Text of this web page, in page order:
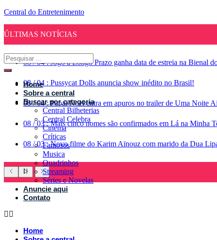
Central do Entretenimento
ÚLTIMAS NOTÍCIAS
08 / 04 : Jogo a Longo Prazo ganha data de estreia na Bienal
08 / 04 : Pussycat Dolls anuncia show inédito no Brasil!
08 / 04 : Papai Noel entra em apuros no trailer de Uma Noite
08 / 03 : Mais cinco nomes são confirmados em Lá na Minha
08 / 03 : Novo filme do Karim Aïnouz com marido da Dua
Home
Sobre a central
Buscar por categoria
Central Bilheterias
Central Celebra
Cinema
Críticas
Famosos
Musica
Quadrinhos
Streaming
Séries e Novelas
Anuncie aqui
Contato
Home